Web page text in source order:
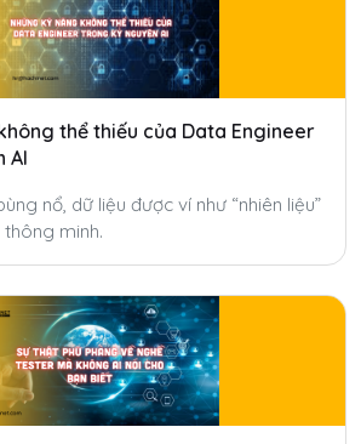
thể thiếu của Data Engineer
AI
nổ, dữ liệu được ví như “nhiên liệu”
minh.